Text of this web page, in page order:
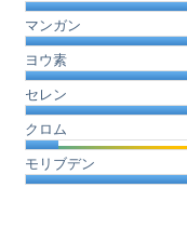
マンガン
ヨウ素
セレン
クロム
モリブデン